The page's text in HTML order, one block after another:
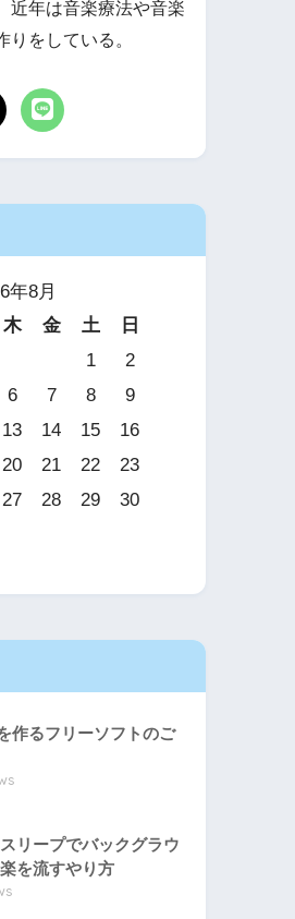
近年は音楽療法や音楽
をしている。
年8月
木 金 土
日
1
2
6 7 8
9
13 14 15
16
20 21 22
23
27 28 29
30
作るフリーソフトのご
リープでバックグラウ
を流すやり方